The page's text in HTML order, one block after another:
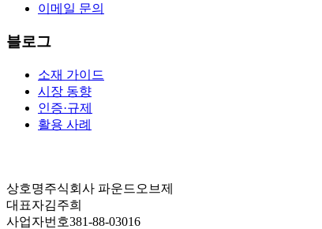
이메일 문의
블로그
소재 가이드
시장 동향
인증·규제
활용 사례
상호명주식회사 파운드오브제
대표자김주희
사업자번호381-88-03016